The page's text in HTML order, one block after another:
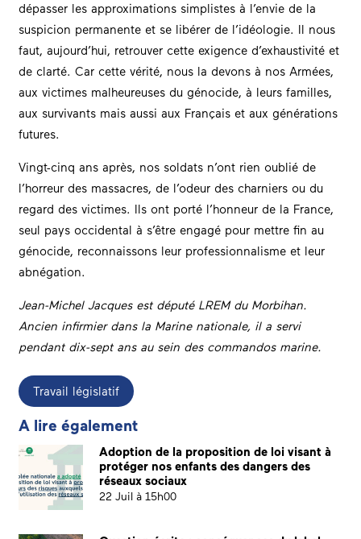
dépasser les approximations simplistes à l’envie de la
suspicion permanente et se libérer de l’idéologie. Il nous
faut, aujourd’hui, retrouver cette exigence d’exhaustivité et
de clarté. Car cette vérité, nous la devons à nos Armées,
aux victimes malheureuses du génocide, à leurs familles,
aux survivants mais aussi aux Français et aux générations
futures.
Vingt-cinq ans après, nos soldats n’ont rien oublié de
l’horreur des massacres, de l’odeur des charniers ou du
regard des victimes. Ils ont porté l’honneur de la France,
seul pays occidental à s’être engagé pour mettre fin au
génocide, reconnaissons leur professionnalisme et leur
abnégation.
Jean-Michel Jacques est député LREM du Morbihan.
Ancien infirmier dans la Marine nationale, il a servi
pendant dix-sept ans au sein des commandos marine.
Travail législatif
A lire également
Adoption de la proposition de loi visant à
protéger nos enfants des dangers des
réseaux sociaux
22 Juil à 15h00